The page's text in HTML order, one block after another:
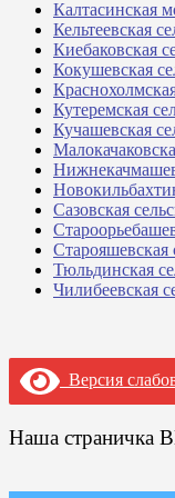
Калтасинская
Кельтеевская
Киебаковская
Кокушевская
Кутеремская
Кучашевская
Сазовская
Тюльдинская
Чилибеевская
Версия
Наша страничка